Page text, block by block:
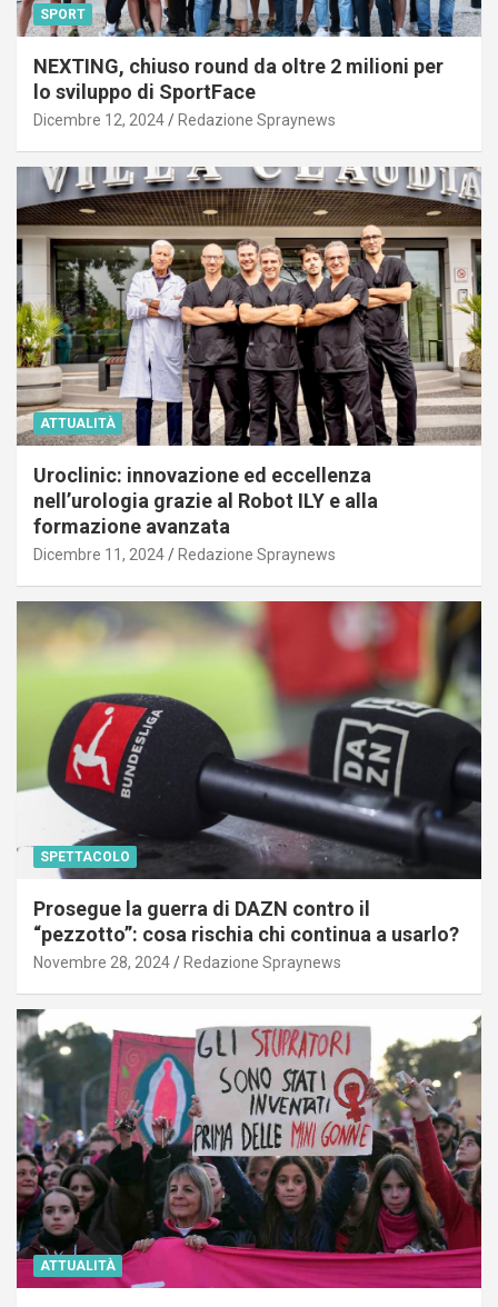
SPORT
NEXTING, chiuso round da oltre 2 milioni per
lo sviluppo di SportFace
Dicembre 12, 2024 Redazione Spraynews
ATTUALITÀ
Uroclinic: innovazione ed eccellenza
nell’urologia grazie al Robot ILY e alla
formazione avanzata
Dicembre 11, 2024 Redazione Spraynews
SPETTACOLO
Prosegue la guerra di DAZN contro il
“pezzotto”: cosa rischia chi continua a usarlo?
Novembre 28, 2024 Redazione Spraynews
ATTUALITÀ